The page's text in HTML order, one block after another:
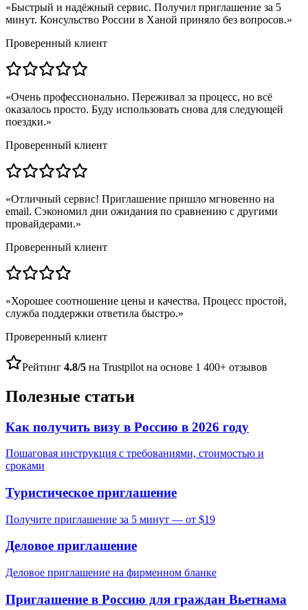
«Быстрый и надёжный сервис. Получил приглашение за 5
минут. Консульство России в Ханой приняло без вопросов.»
Проверенный клиент
«Очень профессионально. Переживал за процесс, но всё
оказалось просто. Буду использовать снова для следующей
поездки.»
Проверенный клиент
«Отличный сервис! Приглашение пришло мгновенно на
email. Сэкономил дни ожидания по сравнению с другими
провайдерами.»
Проверенный клиент
«Хорошее соотношение цены и качества. Процесс простой,
служба поддержки ответила быстро.»
Проверенный клиент
Рейтинг 4.8/5 на Trustpilot на основе 1 400+ отзывов
Полезные статьи
Как получить визу в Россию в 2026 году
Пошаговая инструкция с требованиями, стоимостью и
сроками
Туристическое приглашение
Получите приглашение за 5 минут — от $19
Деловое приглашение
Деловое приглашение на фирменном бланке
Приглашение в Россию для граждан Вьетнама